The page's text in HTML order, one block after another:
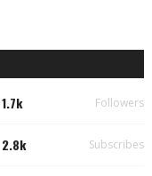
1.7k Followers
2.8k Subscribes